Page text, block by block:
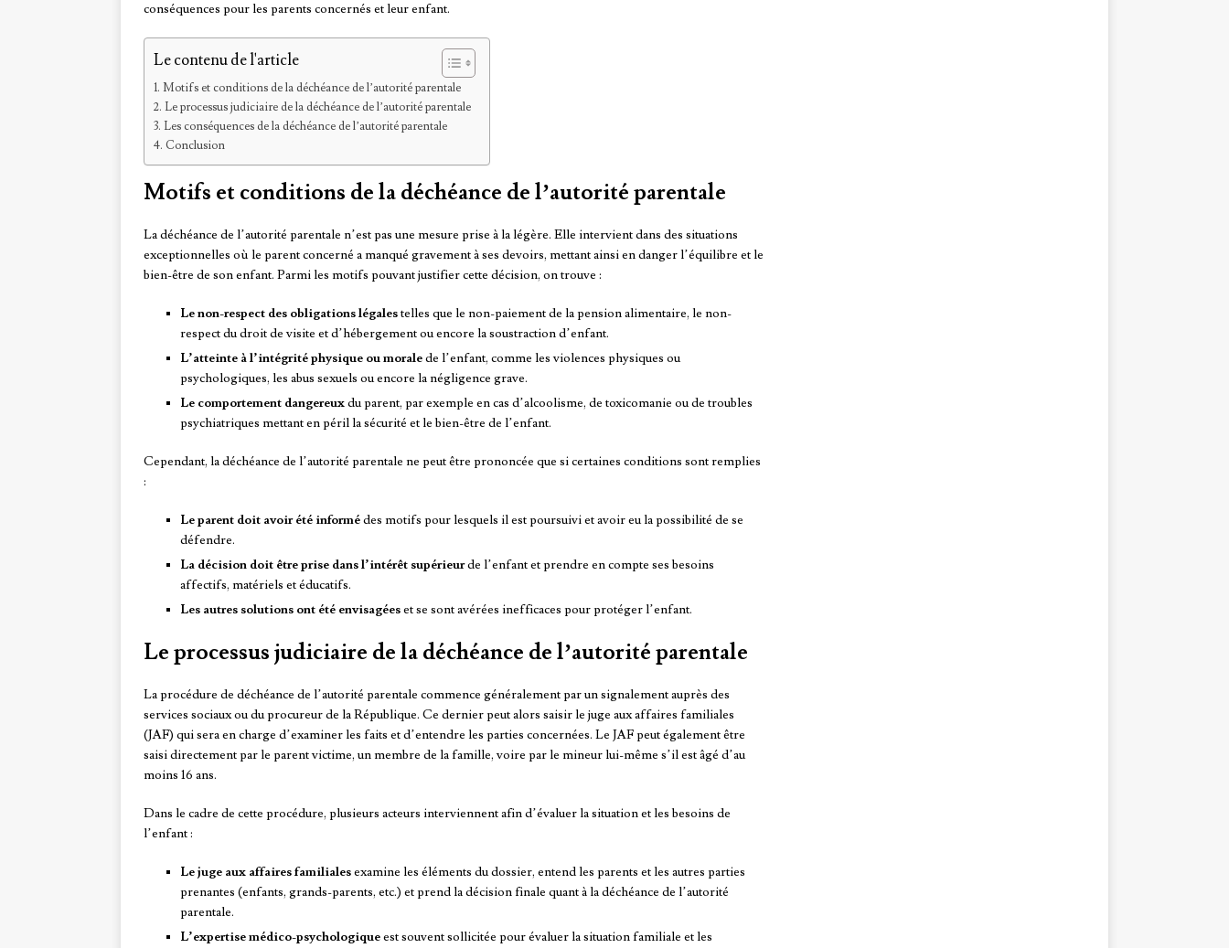
conséquences pour les parents concernés et leur enfant.
Le contenu de l'article
Motifs et conditions de la déchéance de l’autorité parentale
Le processus judiciaire de la déchéance de l’autorité parentale
Les conséquences de la déchéance de l’autorité parentale
Conclusion
Motifs et conditions de la déchéance de l’autorité parentale
La déchéance de l’autorité parentale n’est pas une mesure prise à la légère. Elle intervient dans des situations
exceptionnelles où le parent concerné a manqué gravement à ses devoirs, mettant ainsi en danger l’équilibre et le
bien-être de son enfant. Parmi les motifs pouvant justifier cette décision, on trouve :
Le non-respect des obligations légalestelles que le non-paiement de la pension alimentaire, le non-
respect du droit de visite et d’hébergement ou encore la soustraction d’enfant.
L’atteinte à l’intégrité physique ou moralede l’enfant, comme les violences physiques ou
psychologiques, les abus sexuels ou encore la négligence grave.
Le comportement dangereuxdu parent, par exemple en cas d’alcoolisme, de toxicomanie ou de troubles
psychiatriques mettant en péril la sécurité et le bien-être de l’enfant.
Cependant, la déchéance de l’autorité parentale ne peut être prononcée que si certaines conditions sont remplies
:
Le parent doit avoir été informédes motifs pour lesquels il est poursuivi et avoir eu la possibilité de se
défendre.
La décision doit être prise dans l’intérêt supérieurde l’enfant et prendre en compte ses besoins
affectifs, matériels et éducatifs.
Les autres solutions ont été envisagéeset se sont avérées inefficaces pour protéger l’enfant.
Le processus judiciaire de la déchéance de l’autorité parentale
La procédure de déchéance de l’autorité parentale commence généralement par un signalement auprès des
services sociaux ou du procureur de la République. Ce dernier peut alors saisir le juge aux affaires familiales
(JAF) qui sera en charge d’examiner les faits et d’entendre les parties concernées. Le JAF peut également être
saisi directement par le parent victime, un membre de la famille, voire par le mineur lui-même s’il est âgé d’au
moins 16 ans.
Dans le cadre de cette procédure, plusieurs acteurs interviennent afin d’évaluer la situation et les besoins de
l’enfant :
Le juge aux affaires familialesexamine les éléments du dossier, entend les parents et les autres parties
prenantes (enfants, grands-parents, etc.) et prend la décision finale quant à la déchéance de l’autorité
parentale.
L’expertise médico-psychologiqueest souvent sollicitée pour évaluer la situation familiale et les